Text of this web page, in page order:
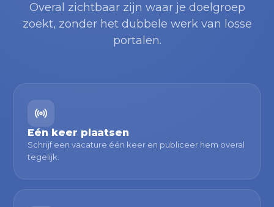
Overal zichtbaar zijn waar je doelgroep
zoekt, zonder het dubbele werk van losse
portalen.
Eén keer plaatsen
Schrijf een vacature één keer en publiceer hem overal
tegelijk.